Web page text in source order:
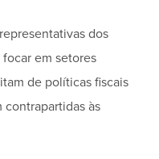
dos
em setores
de políticas fiscais
às